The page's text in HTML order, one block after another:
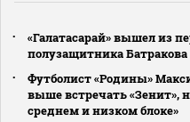
«Галатасарай» вышел из
полузащитника
Футболист «Родины»
выше встречать «Зенит»,
среднем и низком блоке»